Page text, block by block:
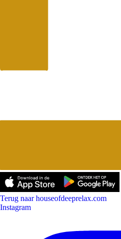
Terug naar houseofdeeprelax.com
Instagram